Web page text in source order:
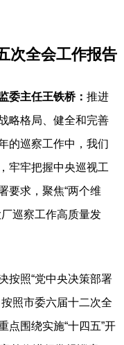
全会工作报告
委主任王铁桥： 推进
略格局、健全和完善
的巡察工作中，我们
牢牢把握中央巡视工
要求，聚焦“两个维
巡察工作高质量发
照“党中央决策部署
照市委六届十二次全
点围绕实施“十四五”开